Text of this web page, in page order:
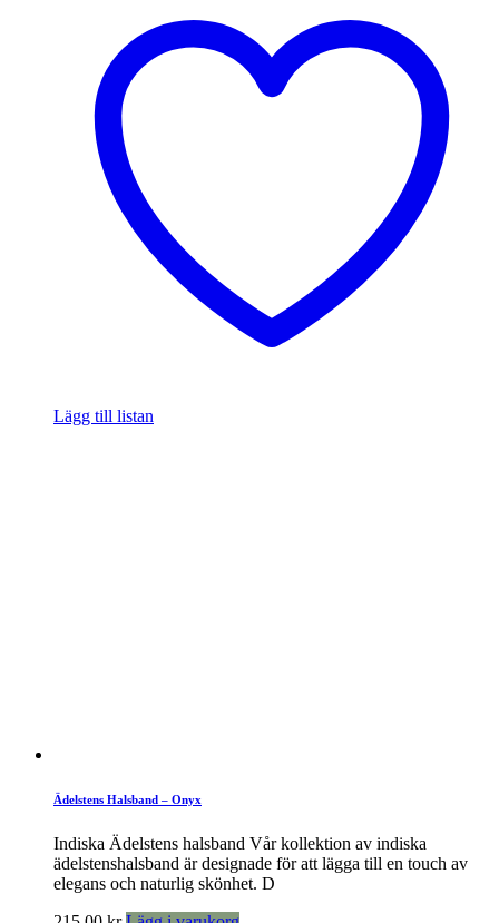
Lägg till listan
Ädelstens Halsband – Onyx
Indiska Ädelstens halsband Vår kollektion av indiska
ädelstenshalsband är designade för att lägga till en touch av
elegans och naturlig skönhet. D